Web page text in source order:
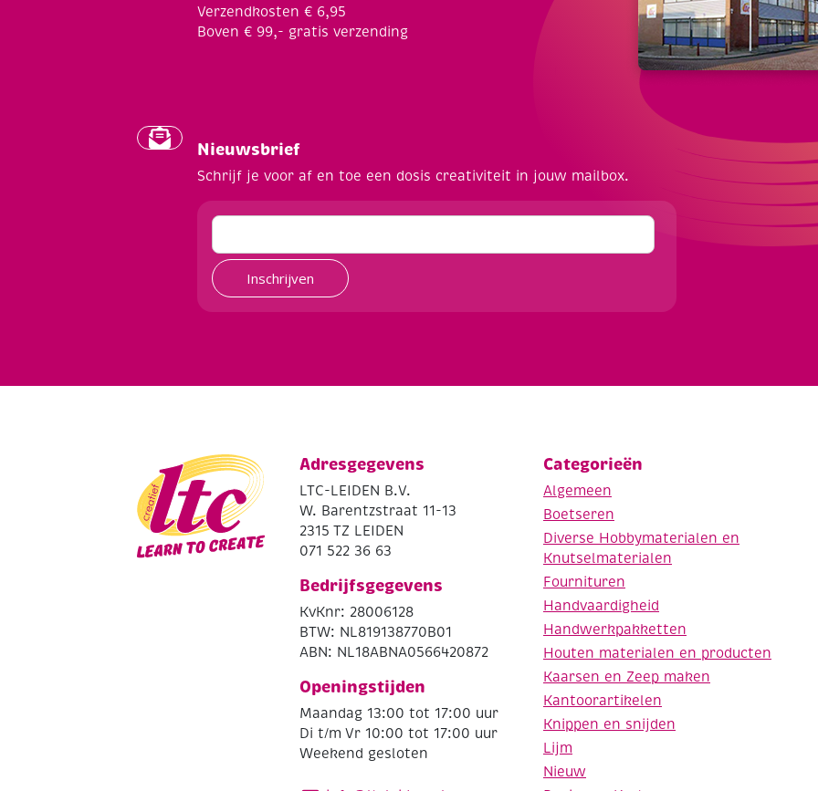
Verzendkosten € 6,95
Boven € 99,- gratis verzending
Nieuwsbrief
Schrijf je voor af en toe een dosis creativiteit in jouw mailbox.
Inschrijven
Adresgegevens
LTC-LEIDEN B.V.
W. Barentzstraat 11-13
2315 TZ LEIDEN
071 522 36 63
Bedrijfsgegevens
KvKnr: 28006128
BTW: NL819138770B01
ABN: NL18ABNA0566420872
Openingstijden
Maandag 13:00 tot 17:00 uur
Di t/m Vr 10:00 tot 17:00 uur
Weekend gesloten
Categorieën
Algemeen
Boetseren
Diverse Hobbymaterialen en
Knutselmaterialen
Fournituren
Handvaardigheid
Handwerkpakketten
Houten materialen en producten
Kaarsen en Zeep maken
Kantoorartikelen
Knippen en snijden
Lijm
Nieuw